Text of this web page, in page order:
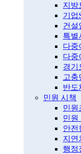
지방
기업
건설
특별
다중
다중
경기
고충
반도
민원 시책
민원
민원
안전
지연
행정